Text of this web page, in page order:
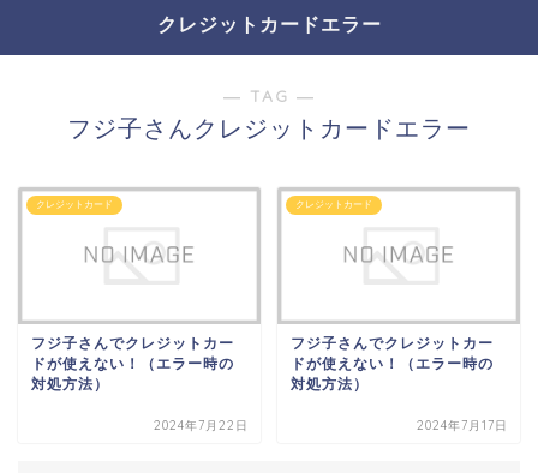
クレジットカードエラー
― TAG ―
フジ子さんクレジットカードエラー
クレジットカード
フジ子さんでクレジットカー
ドが使えない！（エラー時の
対処方法）
2024年7月22日
クレジットカード
フジ子さんでクレジットカー
ドが使えない！（エラー時の
対処方法）
2024年7月17日